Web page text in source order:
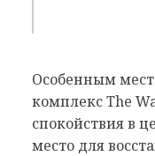
Особенным
комплекс The
спокойствия в
место для